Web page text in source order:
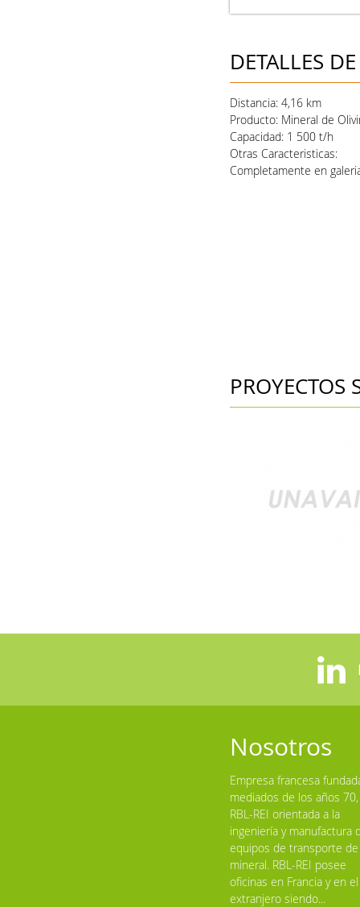
DETALLES
Distancia: 4,16 km
Producto: Mineral de
Capacidad: 1 500 t/h
Otras Caracteristicas:
Completamente en
PROYECTOS
Nosotros
Empresa francesa
mediados de los años 70,
RBL-REI orientada a la
ingeniería y manufactura
equipos de transporte de
mineral. RBL-REI posee
oficinas en Francia y en el
extranjero siendo...